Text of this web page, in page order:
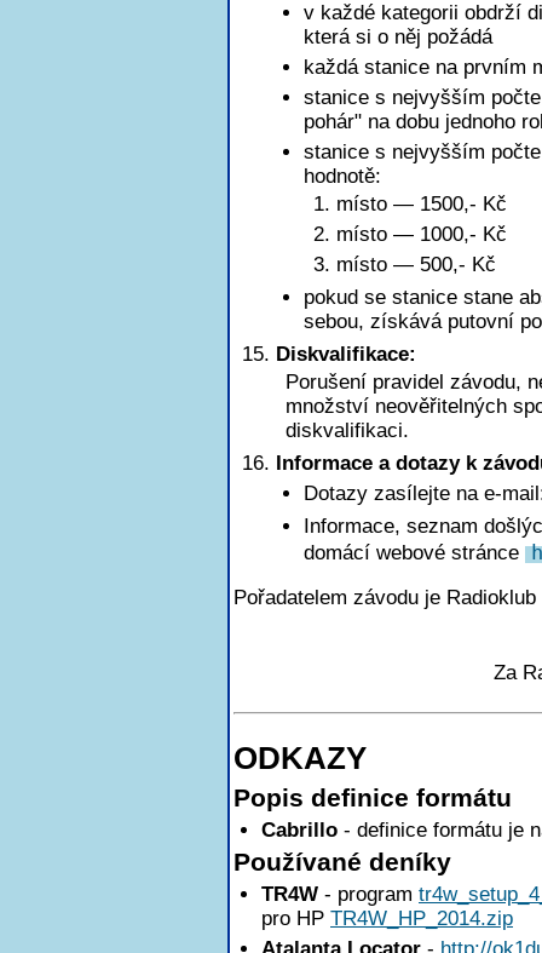
v každé kategorii obdrží
která si o něj požádá
každá stanice na prvním
stanice s nejvyšším
pohár" na dobu jednoho
stanice s nejvyšším
hodnotě:
1. místo — 1500,- Kč
2. místo — 1000,- Kč
3. místo — 500,- Kč
pokud se stanice stane
sebou, získává putovní
Diskvalifikace:
Porušení pravidel závodu,
množství neověřitelných
diskvalifikaci.
Informace a dotazy k
Dotazy zasílejte na e-
Informace, seznam
domácí webové stránce
Pořadatelem závodu je
Za
ODKAZY
Popis definice formátu
Cabrillo - definice formátu je
Používané deníky
TR4W - program
pro HP TR4W_HP_2014.zip